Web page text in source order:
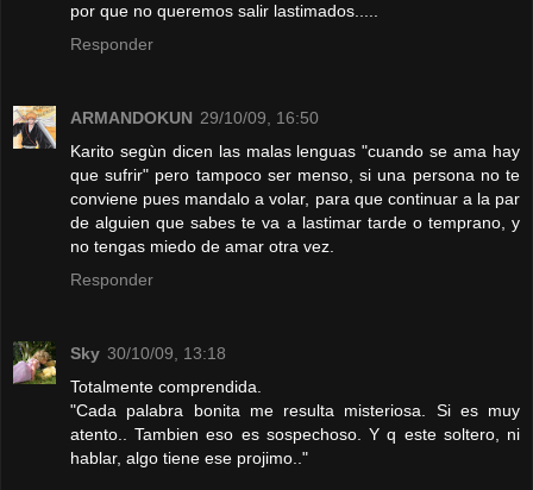
por que no queremos salir lastimados.....
Responder
ARMANDOKUN 29/10/09, 16:50
Karito segùn dicen las malas lenguas "cuando se ama hay
que sufrir" pero tampoco ser menso, si una persona no te
conviene pues mandalo a volar, para que continuar a la par
de alguien que sabes te va a lastimar tarde o temprano, y
no tengas miedo de amar otra vez.
Responder
Sky 30/10/09, 13:18
Totalmente comprendida.
"Cada palabra bonita me resulta misteriosa. Si es muy
atento.. Tambien eso es sospechoso. Y q este soltero, ni
hablar, algo tiene ese projimo.."